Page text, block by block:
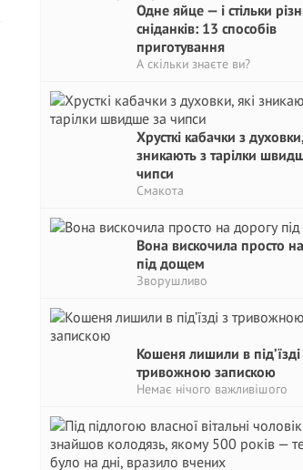
Одне яйце — і стільки
сніданків: 13 способів
приготування
А скільки знаєте ви?
Хрусткі кабачки з
зникають з тарілки
чипси
Смакота
Вона вискочила просто
під дощем
Зворушливо
Кошеня лишили в під’їзді
тривожною запискою
Немає нічого важливішого